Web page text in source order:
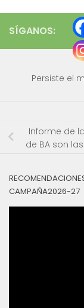
SÍGANOS:
Persiste el
Informe de
de BA son
CAMPAÑA2026-27